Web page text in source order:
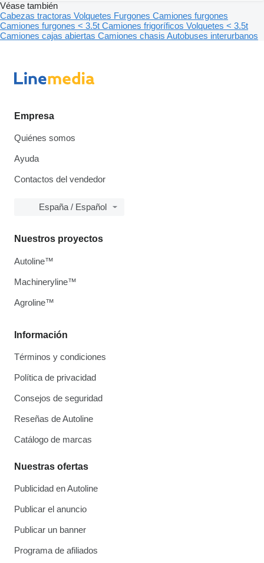
Véase también
Cabezas tractoras Volquetes Furgones Camiones furgones
Camiones furgones < 3.5t Camiones frigoríficos Volquetes < 3.5t
Camiones cajas abiertas Camiones chasis Autobuses interurbanos
Empresa
Quiénes somos
Ayuda
Contactos del vendedor
España / Español
Información
Términos y condiciones
Política de privacidad
Consejos de seguridad
Reseñas de Autoline
Catálogo de marcas
Nuestras ofertas
Publicidad en Autoline
Publicar el anuncio
Publicar un banner
Programa de afiliados
Nuestros proyectos
Autoline™
Machineryline™
Agroline™